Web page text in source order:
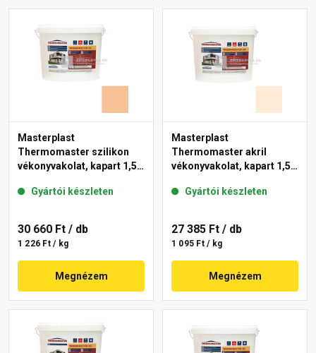
Masterplast
Thermomaster szilikon
vékonyvakolat, kapart 1,5
Gyártói készleten
30 660 Ft / db
1 226 Ft / kg
Megnézem
Masterplast
Thermomaster akril
vékonyvakolat, kapart 1,5
Gyártói készleten
27 385 Ft / db
1 095 Ft / kg
Megnézem